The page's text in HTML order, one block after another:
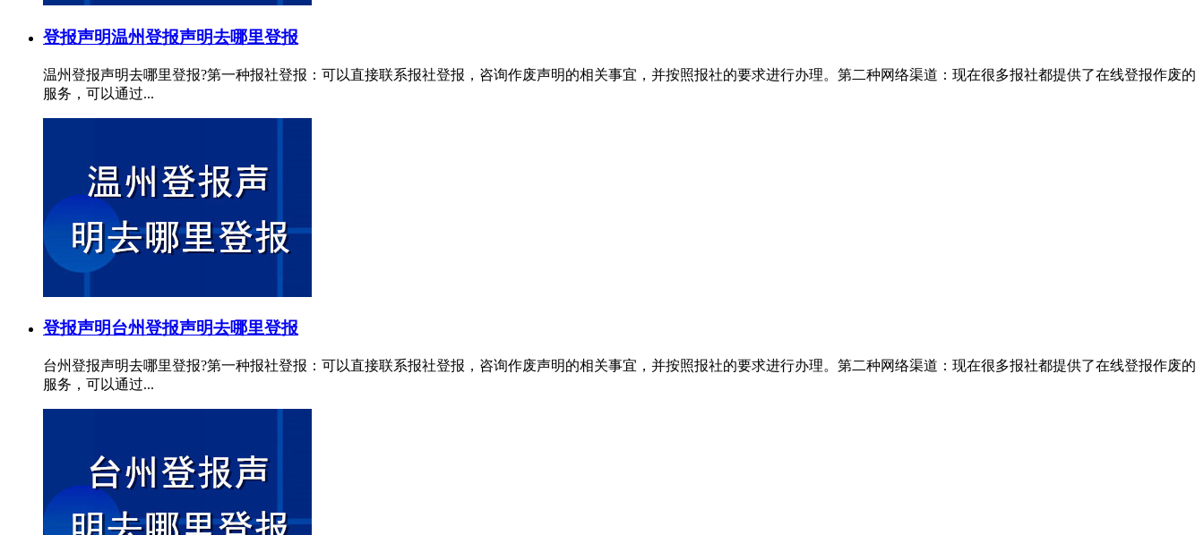
登报声明温州登报声明去哪里登报
温州登报声明去哪里登报?第一种报社登报：可以直接联系报社登报，咨询作废声明的相关事宜，并按照报社的要求进行办理。第二种网络渠道：现在很多报社都提供了在线登报作废的
服务，可以通过...
登报声明台州登报声明去哪里登报
台州登报声明去哪里登报?第一种报社登报：可以直接联系报社登报，咨询作废声明的相关事宜，并按照报社的要求进行办理。第二种网络渠道：现在很多报社都提供了在线登报作废的
服务，可以通过...